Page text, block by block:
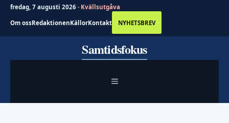
fredag, 7 augusti 2026 · Kvällsutgåva
Om ossRedaktionenKällorKontakt NYHETSBREV
Samtidsfokus
MENY